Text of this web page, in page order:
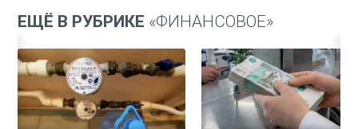
ЕЩЁ В РУБРИКЕ «ФИНАНСОВОЕ»